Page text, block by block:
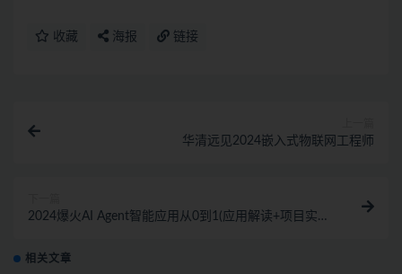
收藏 海报 链接
华清远见2024嵌入式物联网工程师
2024爆火AI Agent智能应用从0到1(应用解读+项目实
相关文章